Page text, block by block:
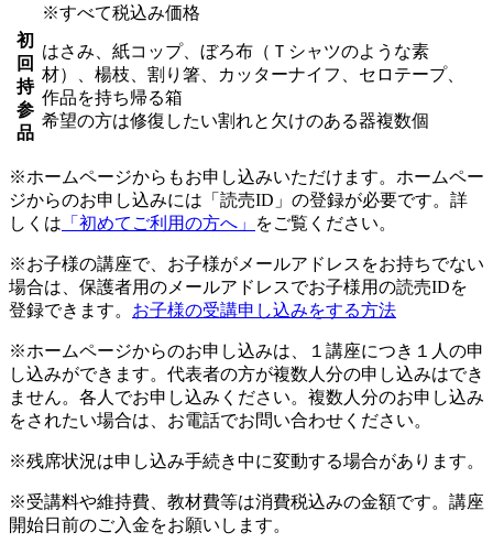
※すべて税込み価格
初
回
持
参
品
はさみ、紙コップ、ぼろ布（Ｔシャツのような素
材）、楊枝、割り箸、カッターナイフ、セロテープ、
作品を持ち帰る箱
希望の方は修復したい割れと欠けのある器複数個
※ホームページからもお申し込みいただけます。ホームペー
ジからのお申し込みには「読売ID」の登録が必要です。詳
しくは 「初めてご利用の方へ」 をご覧ください。
※お子様の講座で、お子様がメールアドレスをお持ちでない
場合は、保護者用のメールアドレスでお子様用の読売IDを
登録できます。 お子様の受講申し込みをする方法
※ホームページからのお申し込みは、１講座につき１人の申
し込みができます。代表者の方が複数人分の申し込みはでき
ません。各人でお申し込みください。複数人分のお申し込み
をされたい場合は、お電話でお問い合わせください。
※残席状況は申し込み手続き中に変動する場合があります。
※受講料や維持費、教材費等は消費税込みの金額です。講座
開始日前のご入金をお願いします。